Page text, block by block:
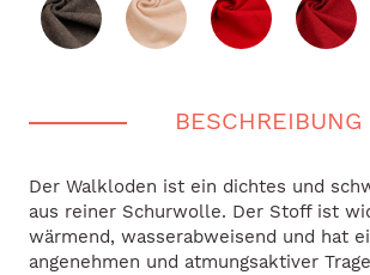
BESCHREIBUNG
Der Walkloden ist ein dichtes und
aus reiner Schurwolle. Der Stoff ist
wärmend, wasserabweisend und hat
angenehmen und atmungsaktiver